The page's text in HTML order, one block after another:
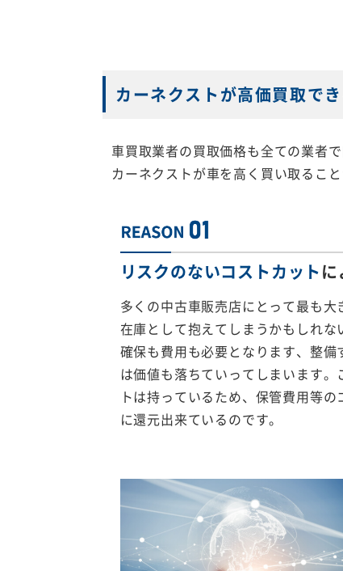
カーネクストが高価買取で
車買取業者の買取価格も全ての業者
カーネクストが車を高く買い取るこ
リスクのないコストカット
多くの中古車販売店にとって最も大
在庫として抱えてしまうかもしれ
確保も費用も必要となります、整
は価値も落ちていってしまいます
トは持っているため、保管費用等
に還元出来ているのです。